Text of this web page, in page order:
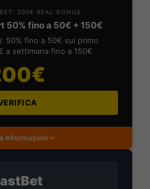
200€ REAL BONUS
50% fino a 50€ + 150€
50% fino a 50€ sul primo
a settimana fino a 150€
Informazioni